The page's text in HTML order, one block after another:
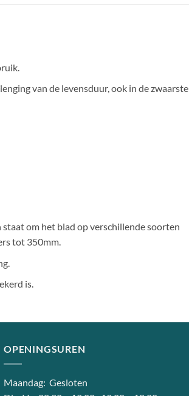
van de levensduur, ook in de zwaarste
om het blad op verschillende soorten
tot 350mm.
is.
OPENINGSUREN
Maandag: Gesloten